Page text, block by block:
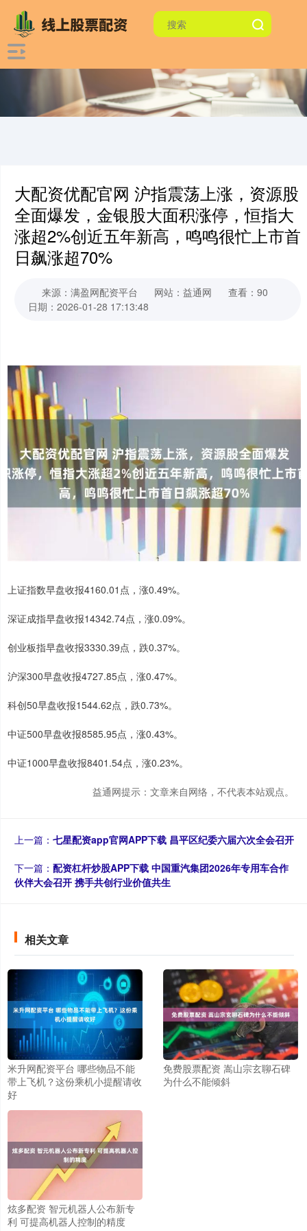
大配资优配官网 沪指震荡上涨，资源股
全面爆发，金银股大面积涨停，恒指大
涨超2%创近五年新高，鸣鸣很忙上市首
日飙涨超70%
来源：满盈网配资平台 网站：益通网
查看：90
日期：2026-01-28 17:13:48
上证指数早盘收报4160.01点，涨0.49%。
深证成指早盘收报14342.74点，涨0.09%。
创业板指早盘收报3330.39点，跌0.37%。
沪深300早盘收报4727.85点，涨0.47%。
科创50早盘收报1544.62点，跌0.73%。
中证500早盘收报8585.95点，涨0.43%。
中证1000早盘收报8401.54点，涨0.23%。
益通网提示：文章来自网络，不代表本站观点。
上一篇： 七星配资app官网APP下载 昌平区纪委六届六次全会召开
下一篇： 配资杠杆炒股APP下载 中国重汽集团2026年专用车合作
伙伴大会召开 携手共创行业价值共生
相关文章
米升网配资平台 哪些物品不能
带上飞机？这份乘机小提醒请收
好
免费股票配资 嵩山宗玄聊石碑
为什么不能倾斜
炫多配资 智元机器人公布新专
利 可提高机器人控制的精度